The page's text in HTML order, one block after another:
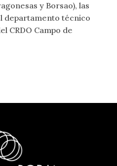
y Borsao), las
departamento técnico
CRDO Campo de